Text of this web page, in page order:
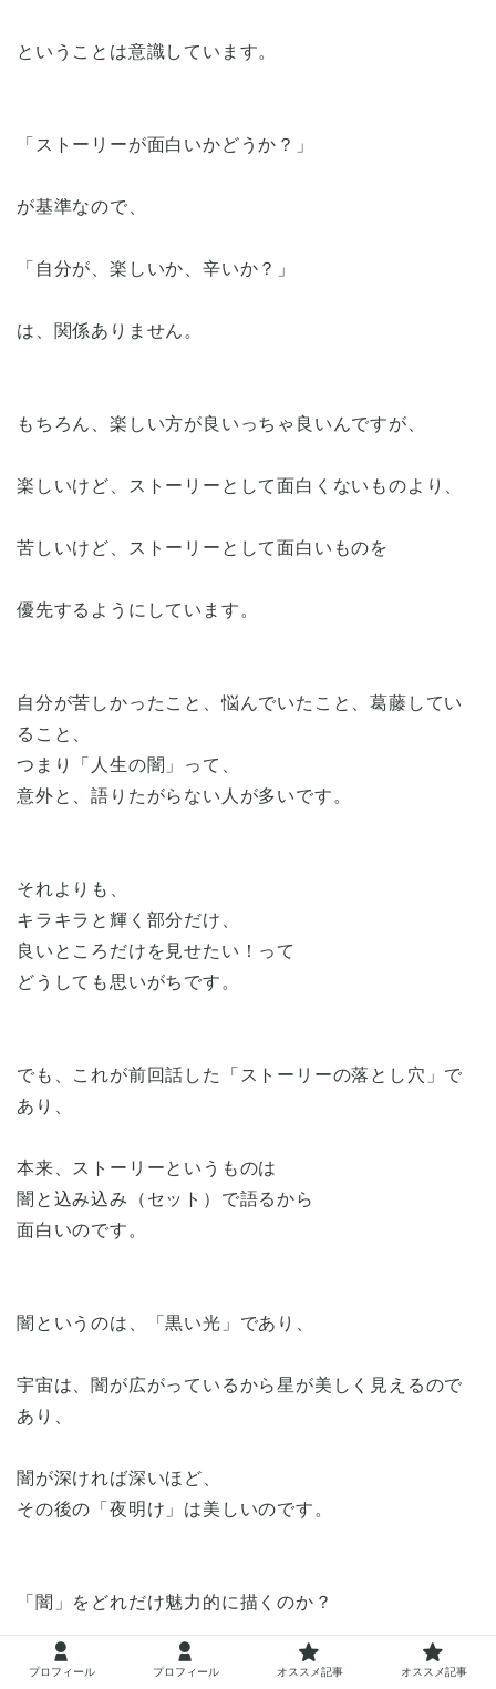
ということは意識しています。
「ストーリーが面白いかどうか？」
が基準なので、
「自分が、楽しいか、辛いか？」
は、関係ありません。
もちろん、楽しい方が良いっちゃ良いんですが、
楽しいけど、ストーリーとして面白くないものより、
苦しいけど、ストーリーとして面白いものを
優先するようにしています。
自分が苦しかったこと、悩んでいたこと、葛藤してい
ること、
つまり「人生の闇」って、
意外と、語りたがらない人が多いです。
それよりも、
キラキラと輝く部分だけ、
良いところだけを見せたい！って
どうしても思いがちです。
でも、これが前回話した「ストーリーの落とし穴」で
あり、
本来、ストーリーというものは
闇と込み込み（セット）で語るから
面白いのです。
闇というのは、「黒い光」であり、
宇宙は、闇が広がっているから星が美しく見えるので
あり、
闇が深ければ深いほど、
その後の「夜明け」は美しいのです。
「闇」をどれだけ魅力的に描くのか？
というのは、コア・ストーリーを作る上で
プロフィール プロフィール オススメ記事 オススメ記事